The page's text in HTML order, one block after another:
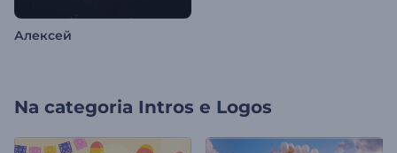
Алексей
Na categoria Intros e Logos